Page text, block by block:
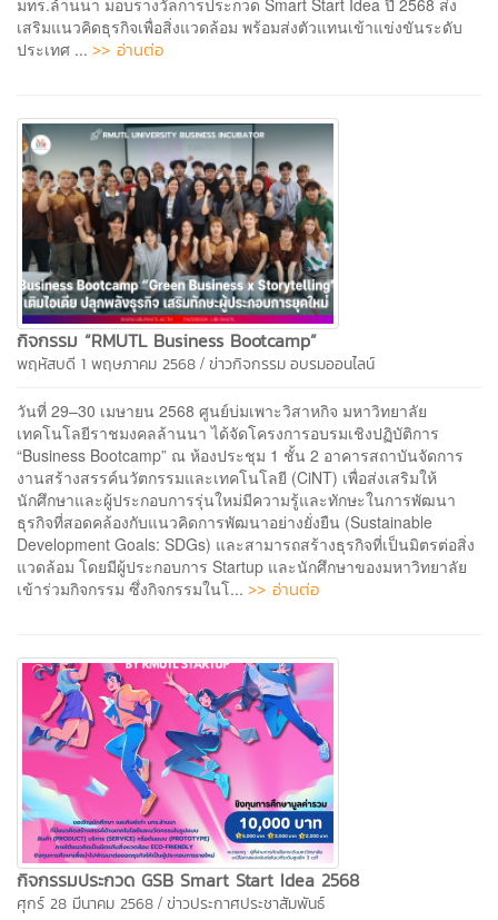
เสริมแนวคิดธุรกิจเพื่อสิ่งแวดล้อม พร้อมส่งตัวแทนเข้าแข่งขันระดับ
ประเทศ ... >> อ่านต่อ
กิจกรรม “RMUTL Business Bootcamp”
พฤหัสบดี 1 พฤษภาคม 2568 / ข่าวกิจกรรมอบรมออนไลน์
วันที่ 29–30 เมษายน 2568 ศูนย์บ่มเพาะวิสาหกิจ มหาวิทยาลัย
เทคโนโลยีราชมงคลล้านนา ได้จัดโครงการอบรมเชิงปฏิบัติการ
“Business Bootcamp” ณ ห้องประชุม 1 ชั้น 2 อาคารสถาบันจัดการ
งานสร้างสรรค์นวัตกรรมและเทคโนโลยี (CiNT) เพื่อส่งเสริมให้
นักศึกษาและผู้ประกอบการรุ่นใหม่มีความรู้และทักษะในการพัฒนา
ธุรกิจที่สอดคล้องกับแนวคิดการพัฒนาอย่างยั่งยืน (Sustainable
Development Goals: SDGs) และสามารถสร้างธุรกิจที่เป็นมิตรต่อสิ่ง
แวดล้อม​ โดยมีผู้ประกอบการ Startup และนักศึกษาของมหาวิทยาลัย
เข้าร่วมกิจกรรม ซึ่งกิจกรรมในโ... >> อ่านต่อ
กิจกรรมประกวด GSB Smart Start Idea 2568
ศุกร์ 28 มีนาคม 2568 / ข่าวประกาศประชาสัมพันธ์